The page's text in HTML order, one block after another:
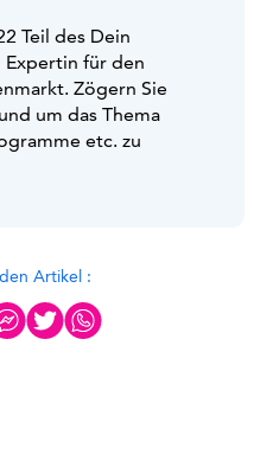
Teil des Dein
Expertin für den
Zögern Sie
um das Thema
etc. zu
Artikel :